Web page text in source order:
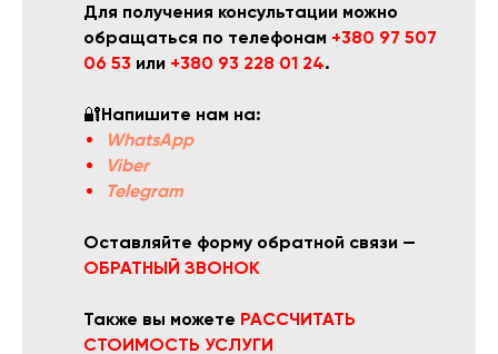
Для получения консультации можно
обращаться по телефонам +380 97 507
06 53 или +380 93 228 01 24.
🔐Напишите нам на:
WhatsApp
Viber
Telegram
Оставляйте форму обратной связи —
ОБРАТНЫЙ ЗВОНОК
Также вы можете РАССЧИТАТЬ
СТОИМОСТЬ УСЛУГИ